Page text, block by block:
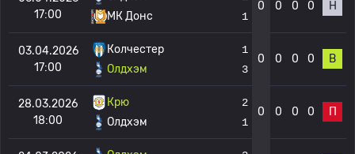
17:00
МК Донс
1
0 0 0 0 Н
03.04.2026
17:00
Колчестер
Олдхэм
1
3
0 0 0 0 В
28.03.2026
18:00
Крю
Олдхэм
2
1
0 0 0 0 П